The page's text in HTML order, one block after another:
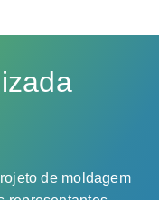
de moldagem